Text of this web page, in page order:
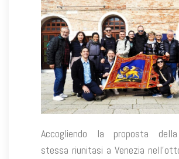
Accogliendo la proposta
stessa riunitasi a Venezia